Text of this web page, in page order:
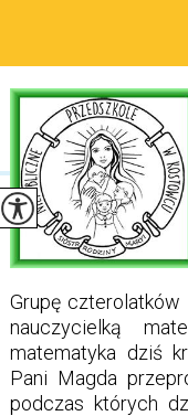
Jesteś tutaj:
Zajęcia
Grupę czterolatków
nauczycielką
matematyka dziś
Pani Magda
podczas których